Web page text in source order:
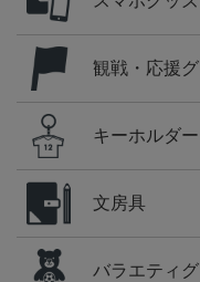
観戦・応援
キーホルダ
文房具
バラエティ